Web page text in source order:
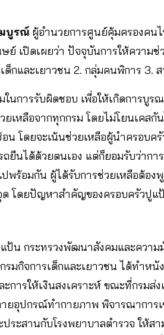
บูรณ์ ผู้อำนวยการศูนย์คุ้มครองคน
ย์ เปิดเผยว่า ปัจจุบันการให้ความช่
ด็กและเยาวชน 2. กลุ่มคนพิการ 3.
ในการรับผิดชอบ เพื่อให้เกิดการบู
ยเหลือจากทุกกรม โดยไม่โยนเคส
น โดยจะเน้นช่วยเหลือผู้นำครอบค
ถยืนได้ด้วยตนเอง แต่ก็ยอมรับว่าก
พร้อมกัน​ ผู้ได้รับการช่วยเหลือต้อง
ด โดยปัญหาสำคัญของครอบครัวปู
ป้น กระทรวงพัฒนาสังคมและความ
มกิจการเด็กและเยาวชน ได้ทำหนั
ะการให้เงินสงเคราะห์ ขณะที่กรม
ยอุปกรณ์ทำกายภาพ พิจารณาการ
ระสานกับโรงพยาบาลตำรวจ ให้ส